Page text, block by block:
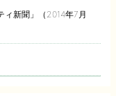
ィ新聞」（2014年7月